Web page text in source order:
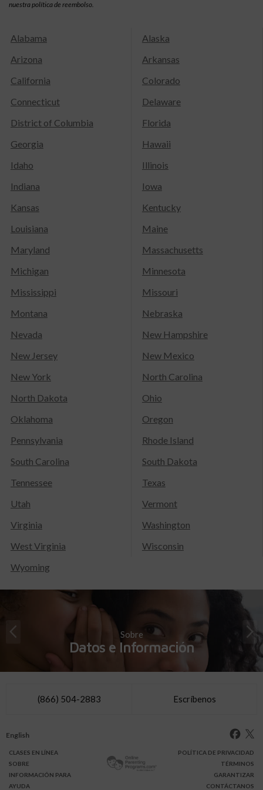
nuestra política de reembolso.
Alabama
Alaska
Arizona
Arkansas
California
Colorado
Connecticut
Delaware
District of Columbia
Florida
Georgia
Hawaii
Idaho
Illinois
Indiana
Iowa
Kansas
Kentucky
Louisiana
Maine
Maryland
Massachusetts
Michigan
Minnesota
Mississippi
Missouri
Montana
Nebraska
Nevada
New Hampshire
New Jersey
New Mexico
New York
North Carolina
North Dakota
Ohio
Oklahoma
Oregon
Pennsylvania
Rhode Island
South Carolina
South Dakota
Tennessee
Texas
Utah
Vermont
Virginia
Washington
West Virginia
Wisconsin
Wyoming
Sobre
Datos e Información
(866) 504-2883 Escríbenos
English
CLASES EN LÍNEA
SOBRE
INFORMACIÓN PARA
AYUDA
POLÍTICA DE PRIVACIDAD
TÉRMINOS
GARANTIZAR
CONTÁCTANOS